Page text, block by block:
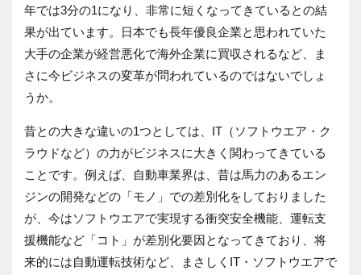
年では3分の1になり、非常に短くなってきているとの結
果が出ています。日本でも長年優良企業と思われていた
大手の企業が経営悪化で海外企業に買収されるなど、ま
さに今ビジネスの変革が問われているのではないでしょ
うか。
昔との大きな違いの1つとしては、IT（ソフトウエア・ク
ラウドなど）の力がビジネスに大きく関わってきている
ことです。例えば、自動車業界は、昔は馬力のあるエン
ジンの開発などの「モノ」での差別化をしておりました
が、今はソフトウエアで実現する衝突安全機能、運転支
援機能など「コト」が差別化要因となってきており、将
来的には自動運転技術など、まさしくIT・ソフトウエアで